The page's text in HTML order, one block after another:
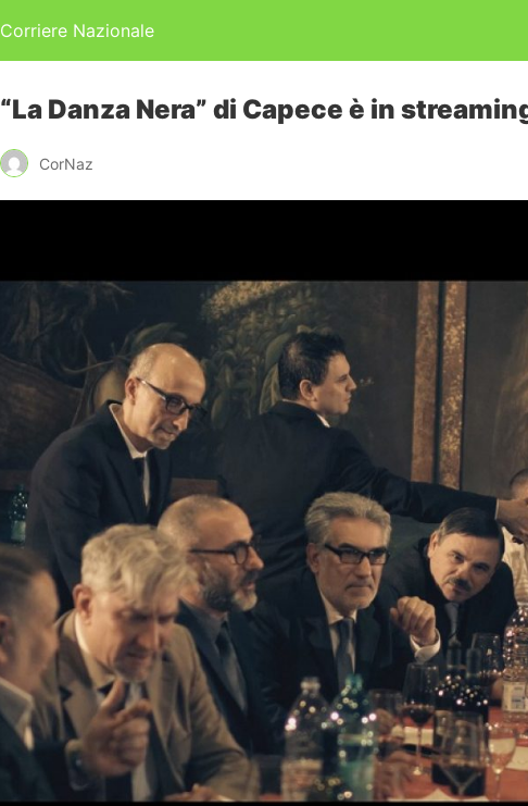
Corriere Nazionale
“La Danza Nera” di Capece è in
CorNaz